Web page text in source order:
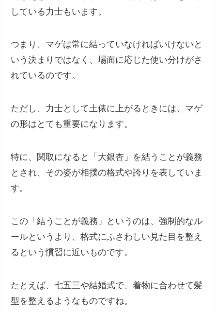
している力士もいます。
つまり、マゲは常に結っていなければいけないと
いう決まりではなく、場面に応じた使い分けがさ
れているのです。
ただし、力士として土俵に上がるときには、マゲ
の形はとても重要になります。
特に、関取になると「大銀杏」を結うことが義務
とされ、その姿が相撲の格式や誇りを表していま
す。
この「結うことが義務」というのは、強制的なル
ールというより、格式にふさわしい見た目を整え
るという慣習に近いものです。
たとえば、七五三や結婚式で、着物に合わせて髪
型を整えるようなものですね。